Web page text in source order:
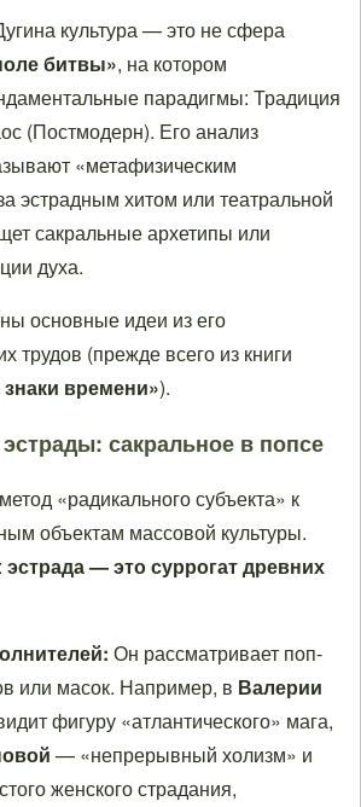
культура — это не сфера
битвы», на котором
парадигмы: Традиция
(Постмодерн). Его анализ
«метафизическим
эстрадным хитом или театральной
сакральные архетипы или
духа.
основные идеи из его
трудов (прежде всего из книги
времени»).
сакральное в попсе
«радикального субъекта» к
объектам массовой культуры.
эстрада — это суррогат древних
Он рассматривает поп-
или масок. Например, в Валерии
фигуру «атлантического» мага,
— «непрерывный холизм» и
женского страдания,